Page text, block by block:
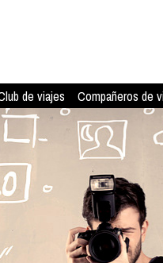
de viajes Compañeros de